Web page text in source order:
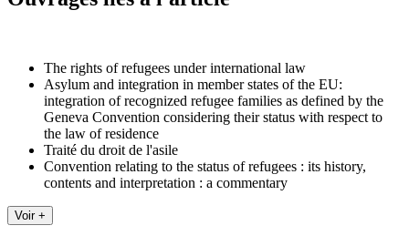
The rights of refugees under international law
Asylum and integration in member states of the EU:
integration of recognized refugee families as defined by the
Geneva Convention considering their status with respect to
the law of residence
Traité du droit de l'asile
Convention relating to the status of refugees : its history,
contents and interpretation : a commentary